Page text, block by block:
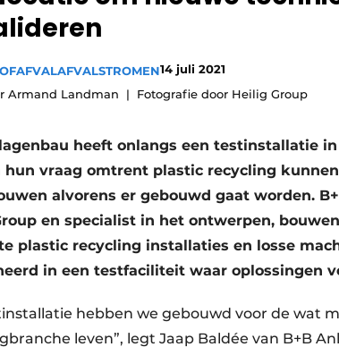
aanmelden
Video’s
AFVALSTROMEN14 juli 2021
Armand Landman
Fotografie door Heilig Group
heeft onlangs een testinstallatie
hun vraag omtrent plastic recycling
alvorens er gebouwd gaat worden.
en specialist in het ontwerpen,
plastic recycling installaties en losse
in een testfaciliteit waar oplossingen
hebben we gebouwd voor de wat
leven”, legt Jaap Baldée van B+B